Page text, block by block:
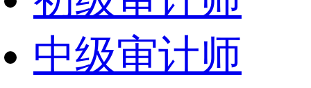
中级审计师